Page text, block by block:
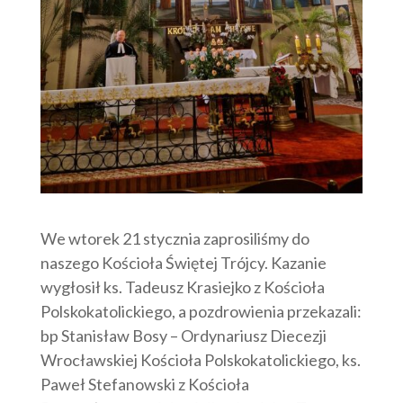
We wtorek 21 stycznia zaprosiliśmy do
naszego Kościoła Świętej Trójcy. Kazanie
wygłosił ks. Tadeusz Krasiejko z Kościoła
Polskokatolickiego, a pozdrowienia przekazali:
bp Stanisław Bosy – Ordynariusz Diecezji
Wrocławskiej Kościoła Polskokatolickiego, ks.
Paweł Stefanowski z Kościoła